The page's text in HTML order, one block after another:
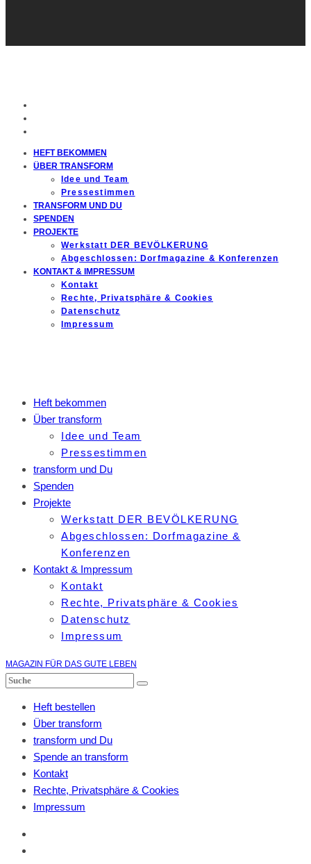
HEFT BEKOMMEN
ÜBER TRANSFORM
Idee und Team
Pressestimmen
TRANSFORM UND DU
SPENDEN
PROJEKTE
Werkstatt DER BEVÖLKERUNG
Abgeschlossen: Dorfmagazine & Konferenzen
KONTAKT & IMPRESSUM
Kontakt
Rechte, Privatsphäre & Cookies
Datenschutz
Impressum
Heft bekommen
Über transform
Idee und Team
Pressestimmen
transform und Du
Spenden
Projekte
Werkstatt DER BEVÖLKERUNG
Abgeschlossen: Dorfmagazine &
Konferenzen
Kontakt & Impressum
Kontakt
Rechte, Privatsphäre & Cookies
Datenschutz
Impressum
MAGAZIN FÜR DAS GUTE LEBEN
Heft bestellen
Über transform
transform und Du
Spende an transform
Kontakt
Rechte, Privatsphäre & Cookies
Impressum